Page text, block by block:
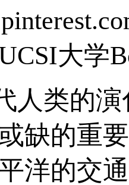
大学
人类的
缺的重
洋的交